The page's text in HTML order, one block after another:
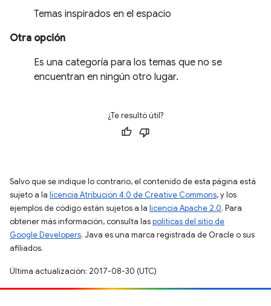
Temas inspirados en el espacio
Otra opción
Es una categoría para los temas que no se
encuentran en ningún otro lugar.
¿Te resultó útil?
Salvo que se indique lo contrario, el contenido de esta página está
sujeto a la licencia Atribución 4.0 de Creative Commons, y los
ejemplos de código están sujetos a la licencia Apache 2.0. Para
obtener más información, consulta laspolíticas del sitio de
Google Developers. Java es una marca registrada de Oracle o sus
afiliados.
Última actualización: 2017-08-30 (UTC)